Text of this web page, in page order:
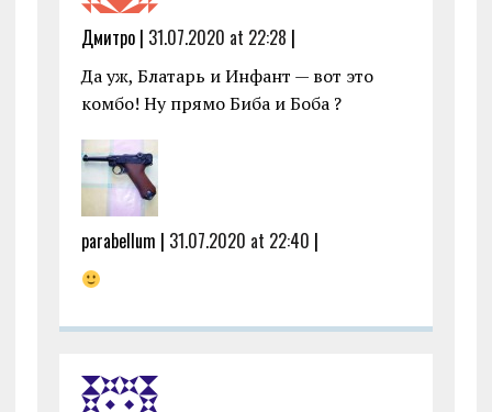
Дмитро | 31.07.2020 at 22:28 |
Да уж, Блатарь и Инфант — вот это
комбо! Ну прямо Биба и Боба ?
parabellum | 31.07.2020 at 22:40 |